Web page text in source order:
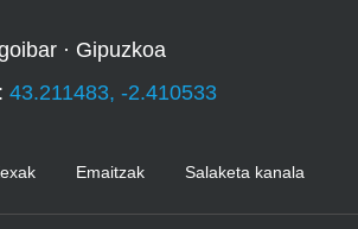
· Gipuzkoa
43.211483, -2.410533
Emaitzak Salaketa kanala